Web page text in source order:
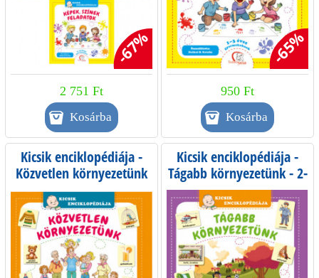
-67%
2 751 Ft
-65%
950 Ft
Kicsik enciklopédiája -
Közvetlen környezetünk
Kicsik enciklopédiája -
Tágabb környezetünk - 2-
5 éves gyermekeknek